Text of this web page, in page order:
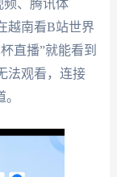
频、腾讯体
越南看B站世界
直播”就能看到
法观看，连接